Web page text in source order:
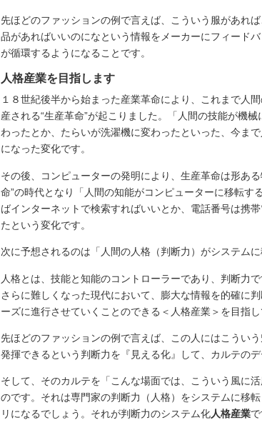
先ほどのファッションの例で言えば、こういう服があれ
品があればいいのになという情報をメーカーにフィード
が循環するようになることです。
人格産業を目指します
１８世紀後半から始まった産業革命により、これまで人
産される“生産革命”が起こりました。「人間の技能が機
わったとか、たらいが洗濯機に変わったといった、今ま
になった変化です。
その後、コンピューターの発明により、生産革命は形あ
命”の時代となり「人間の知能がコンピューターに移転
ばインターネットで検索すればいいとか、電話番号は携
たという変化です。
次に予想されるのは「人間の人格（判断力）がシステム
人格とは、技能と知能のコントローラーであり、判断力
さらに難しくなった現代において、膨大な情報を的確に
ーズに進行させていくことのできる＜人格産業＞を目指し
先ほどのファッションの例で言えば、この人にはこうい
発揮できるという判断力を『見える化』して、カルテの
そして、そのカルテを「こんな場面では、こういう風に
のです。それは専門家の判断力（人格）をシステムに移
リになるでしょう。それが判断力のシステム化人格産業で